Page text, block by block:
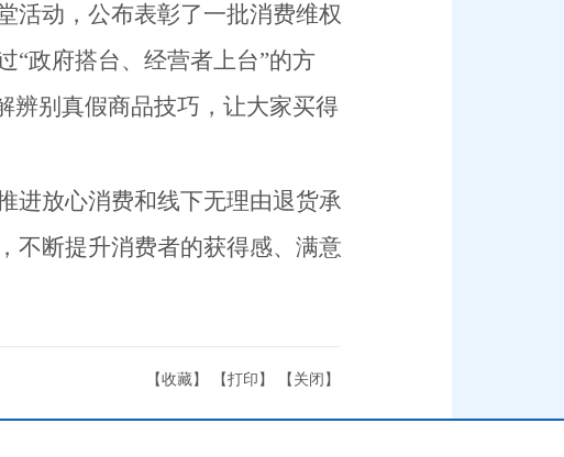
活动， 公布表彰了一批消费维权
“政府搭台、经营者上台”的方
辨别真假商品技巧，让大家买得
进放心消费和线下无理由退货承
不断提升消费者的获得感、满意
【收藏】 【打印 】 【 关闭 】